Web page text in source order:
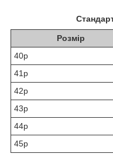
Розмір
40р
41р
42р
43р
44р
45р